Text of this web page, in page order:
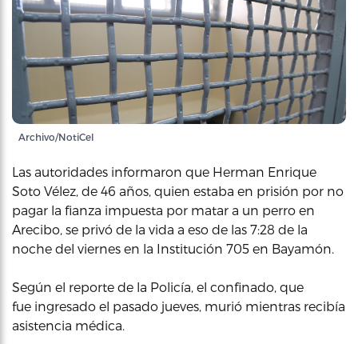
Archivo/NotiCel
Las autoridades informaron que Herman Enrique
Soto Vélez, de 46 años, quien estaba en prisión por no
pagar la fianza impuesta por matar a un perro en
Arecibo, se privó de la vida a eso de las 7:28 de la
noche del viernes en la Institución 705 en Bayamón.
Según el reporte de la Policía, el confinado, que
fue ingresado el pasado jueves, murió mientras recibía
asistencia médica.